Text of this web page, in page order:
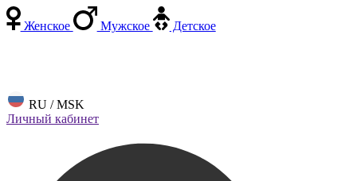
Женское Мужское Детское
RU / MSK
Личный кабинет